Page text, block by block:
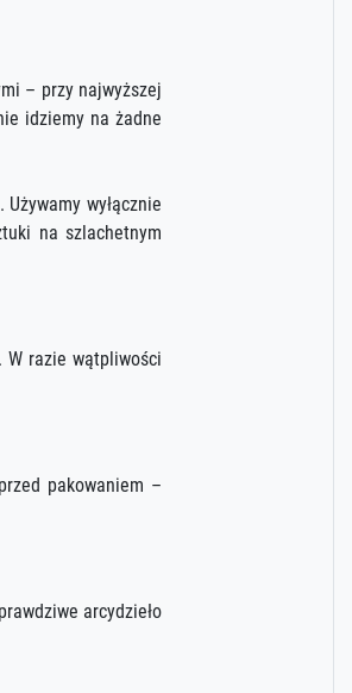
– przy najwyższej
idziemy na żadne
wyłącznie
na szlachetnym
W razie wątpliwości
pakowaniem –
arcydzieło